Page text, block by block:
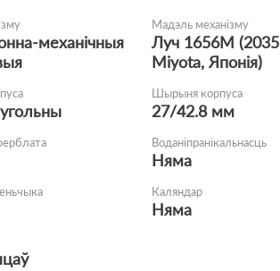
механічныя
Мадэль механізму
Луч 1656M (2035
Miyota, Японія)
Шырыня корпуса
27/42.8 мм
Воданіпранікальнасць
Няма
Каляндар
Няма